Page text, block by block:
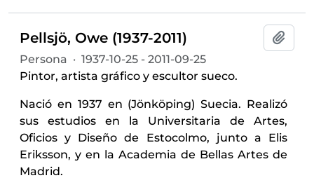
Pellsjö, Owe (1937-2011)
Persona · 1937-10-25 - 2011-09-25
Pintor, artista gráfico y escultor sueco.
Nació en 1937 en (Jönköping) Suecia. Realizó
sus estudios en la Universitaria de Artes,
Oficios y Diseño de Estocolmo, junto a Elis
Eriksson, y en la Academia de Bellas Artes de
Madrid.